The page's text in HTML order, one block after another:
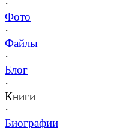
·
Фото
·
Файлы
·
Блог
·
Книги
·
Биографии